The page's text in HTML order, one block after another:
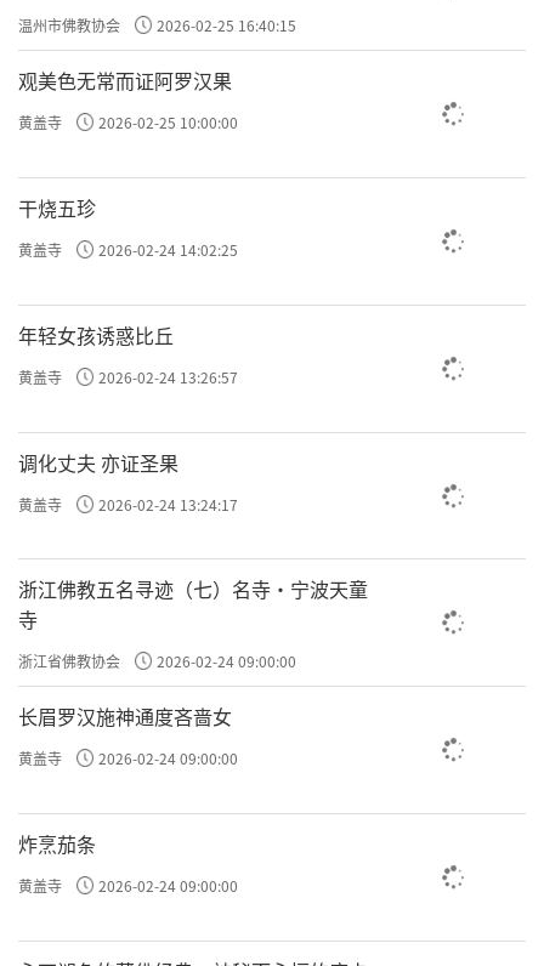
温州市佛教协会 2026-02-25 16:40:15
观美色无常而证阿罗汉果
黄盖寺 2026-02-25 10:00:00
干烧五珍
黄盖寺 2026-02-24 14:02:25
年轻女孩诱惑比丘
黄盖寺 2026-02-24 13:26:57
调化丈夫 亦证圣果
黄盖寺 2026-02-24 13:24:17
浙江佛教五名寻迹（七）名寺·宁波天童
寺
浙江省佛教协会 2026-02-24 09:00:00
长眉罗汉施神通度吝啬女
黄盖寺 2026-02-24 09:00:00
炸烹茄条
黄盖寺 2026-02-24 09:00:00